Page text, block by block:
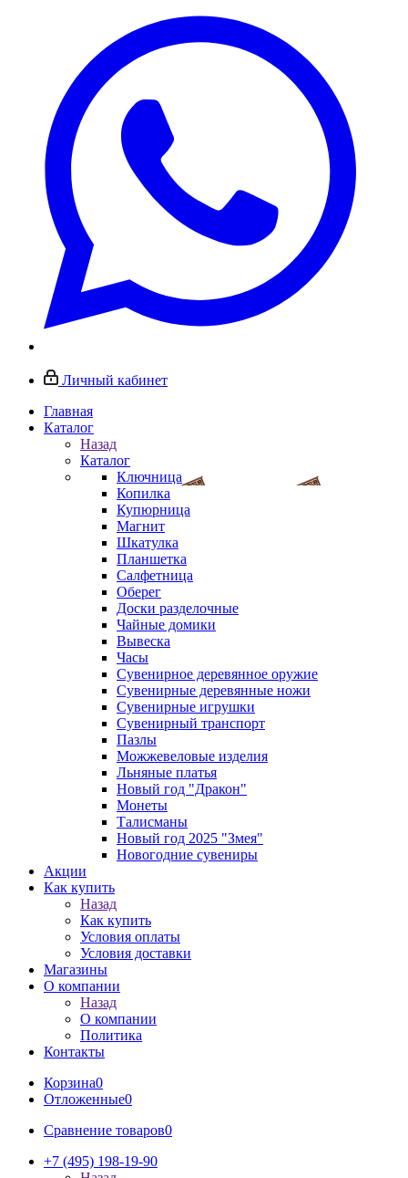
Личный кабинет
Главная
Каталог
Назад
Каталог
Ключница
Копилка
Купюрница
Магнит
Шкатулка
Планшетка
Салфетница
Оберег
Доски разделочные
Чайные домики
Вывеска
Часы
Сувенирное деревянное оружие
Сувенирные деревянные ножи
Сувенирные игрушки
Сувенирный транспорт
Пазлы
Можжевеловые изделия
Льняные платья
Новый год "Дракон"
Монеты
Талисманы
Новый год 2025 "Змея"
Новогодние сувениры
Акции
Как купить
Назад
Как купить
Условия оплаты
Условия доставки
Магазины
О компании
Назад
О компании
Политика
Контакты
Корзина0
Отложенные0
Сравнение товаров0
+7 (495) 198-19-90